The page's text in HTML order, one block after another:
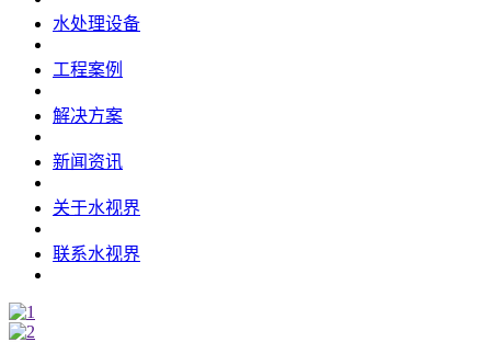
水处理设备
工程案例
解决方案
新闻资讯
关于水视界
联系水视界